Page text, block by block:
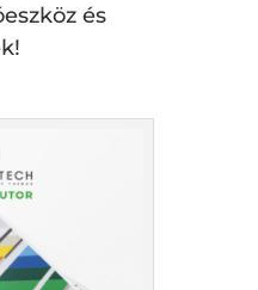
és